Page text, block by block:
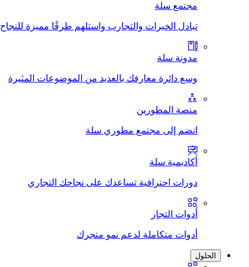
مجتمع سلة
تبادل الخبرات والتجارب واستلهم طرقًا مميزة للنجاح
مدونة سلة
وسع دائرة معارفك بالعديد من الموضوعات المثيرة
منصة المطورين
انضم إلى مجتمع مطوري سلة
أكاديمية سلة
دورات احترافية تساعدك على نجاحك التجاري
أدوات التجار
أدوات متكاملة لدعم نمو متجرك
الحلول